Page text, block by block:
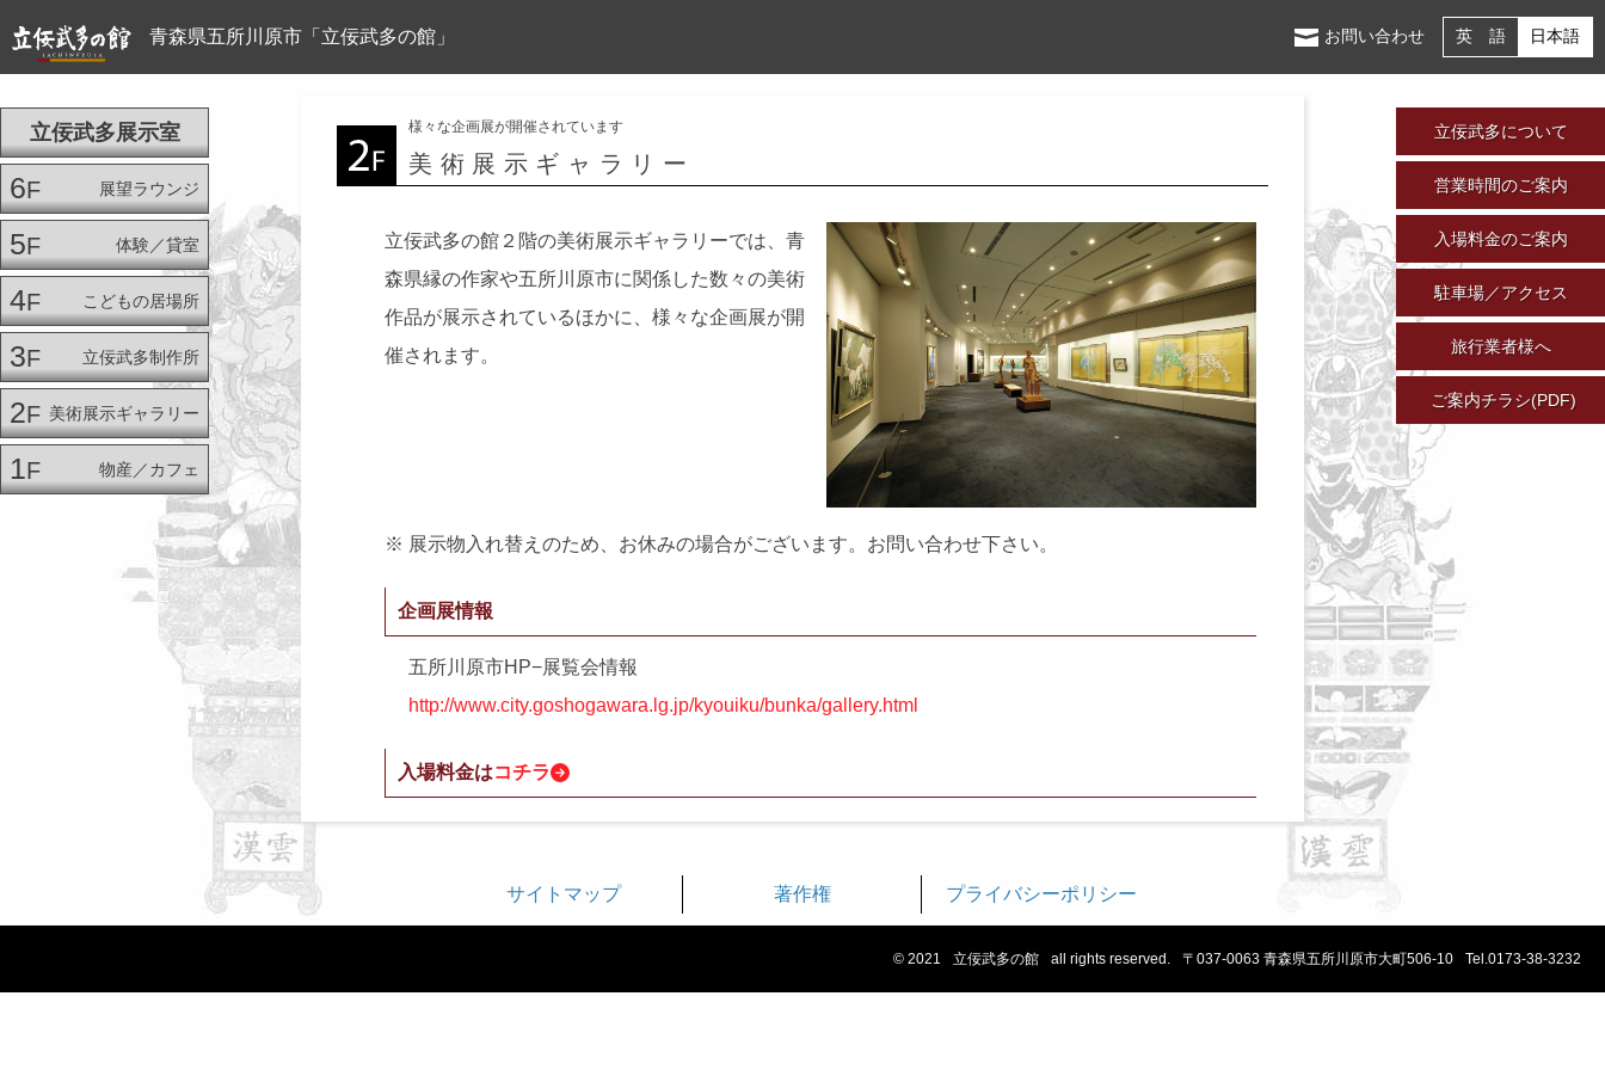
青森県五所川原市「立佞武多の館」 お問い合わせ 英 語 日本語
立佞武多展示室
6F 展望ラウンジ
5F 体験／貸室
4F こどもの居場所
3F 立佞武多制作所
2F 美術展示ギャラリー
1F 物産／カフェ
立佞武多について
営業時間のご案内
入場料金のご案内
駐車場／アクセス
旅行業者様へ
ご案内チラシ(PDF)
様々な企画展が開催されています
美術展示ギャラリー
立佞武多の館２階の美術展示ギャラリーでは、青
森県縁の作家や五所川原市に関係した数々の美術
作品が展示されているほかに、様々な企画展が開
催されます。
※ 展示物入れ替えのため、お休みの場合がございます。お問い合わせ下さい。
企画展情報
五所川原市HP−展覧会情報
http://www.city.goshogawara.lg.jp/kyouiku/bunka/gallery.html
入場料金はコチラ
サイトマップ 著作権 プライバシーポリシー
© 2021 立佞武多の館 all rights reserved. 〒037-0063 青森県五所川原市大町506-10 Tel.0173-38-3232